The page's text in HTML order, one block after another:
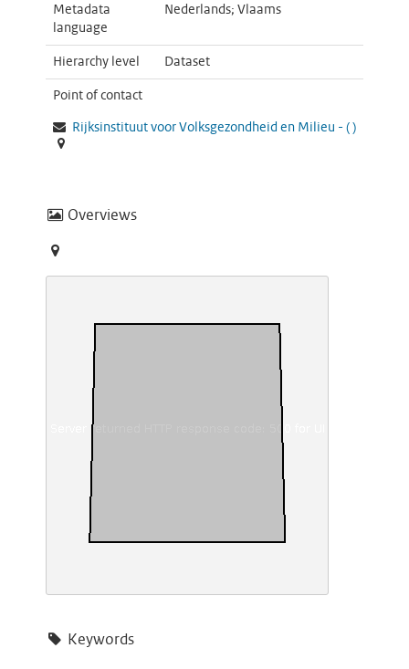
Metadata
language
Nederlands; Vlaams
Hierarchy level Dataset
Point of contact
Rijksinstituut voor Volksgezondheid en Milieu - ( )
Overviews
Keywords